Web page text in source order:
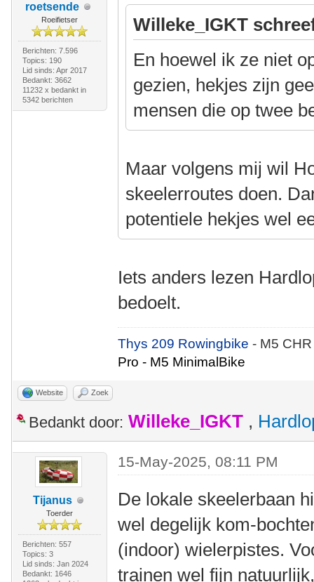
roetsende
Roeifietser
Berichten: 7.596
Topics: 190
Lid sinds: Apr 2017
Bedankt: 3662
11232 x bedankt in
5342 berichten
Willeke_IGKT
En hoewel ik ze niet
gezien, hekjes zijn
mensen die op twee
Maar volgens mij wil
skeelerroutes doen.
potentiele hekjes wel
Iets anders lezen
bedoelt.
Thys 209 Rowingbike- M5
Pro - M5 MinimalBike
Website Zoek
Bedankt door: Willeke_IGKT ,
Tijanus
Toerder
Berichten: 557
Topics: 3
Lid sinds: Jan 2024
Bedankt: 1646
15-May-2025, 08:11 PM
De lokale skeelerbaan
wel degelijk kom-
(indoor) wielerpistes.
trainen wel fijn